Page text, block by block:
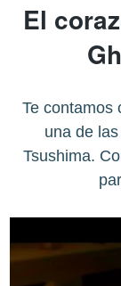
El
Te contamos
una de
Tsushima.